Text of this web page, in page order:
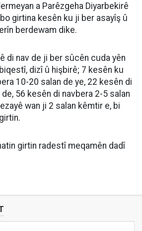
a Parêzgeha Diyarbekirê
girtina kesên ku ji ber asayîş û
berdewam dike.
di nav de ji ber sûcên cuda yên
dizî û hişbirê; 7 kesên ku
10-20 salan de ye, 22 kesên di
56 kesên di navbera 2-5 salan
wan ji 2 salan kêmtir e, bi
girtin radestî meqamên dadî